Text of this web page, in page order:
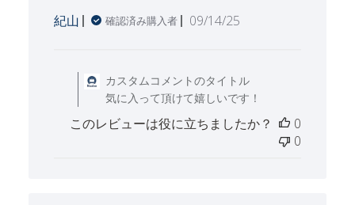
紀山
確認済み購入者
公
09/14/25
カスタムコメントのタイトル
気に入って頂けて嬉しいです！
このレビューは役に立ちましたか？
0
0